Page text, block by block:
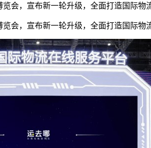
会，宣布新一轮升级，全面打造国际物
会，宣布新一轮升级，全面打造国际物